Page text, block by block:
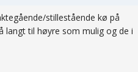
stillestående kø på
langt til høyre som mulig og de i